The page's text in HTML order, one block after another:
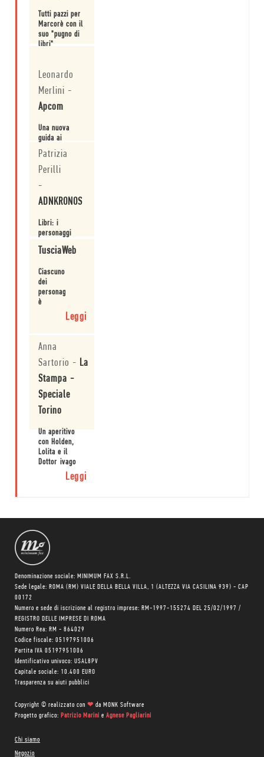
Tutti pazzi per
Marcorè con il
suo "pugno di
libri"
Leonardo
Merlini -
Apcom
Una nuova
guida ai
personaggi da
romanzo
Patrizia
Perilli
-
ADNKRONOS
Libri: i
personaggi
letterari della
seconda metà
raccolti da
Fabio Stassi.
TusciaWeb
Ciascuno
dei
personaggi
è
presentato
in
prima
persona,
rituffandolo
nelle
pagine
che ha
già
e
amato
e
invitandolo
scoprirne
Leggi
Anna
Sartorio - La
Stampa -
Speciale
Torino
Un aperitivo
con Holden,
Lolita e il
Dottor ivago
Leggi
Denominazione sociale: MINIMUM FAX S.R.L.
Sede legale: ROMA (RM) VIALE DELLA BELLA VILLA, 1 (ALTEZZA VIA CASILINA 939) - CAP
00172
Numero e sede di iscrizione al registro imprese: RM-1997-155274 DEL 25/02/1997 /
REGISTRO DELLE IMPRESE DI ROMA
Numero Rea: RM - 864029
Codice fiscale: 05197951006
Partita IVA 05197951006
Identificativo univoco: USAL8PV
Capitale sociale: 10.400 EURO
Trasparenza su aiuti pubblici
Copyright © realizzato con ❤ da MONK Software
Progetto grafico: Patrizio Marini e Agnese Pagliarini
Chi siamo
Negozio